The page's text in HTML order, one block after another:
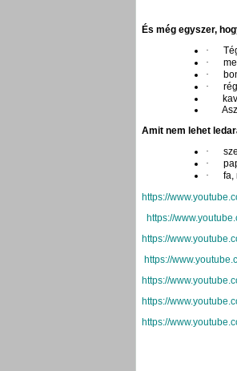
És még egyszer,
·
·
·
·
Amit nem lehet
·
·
·
fa,
https://
https://
https://
https://
https://
https://
https://